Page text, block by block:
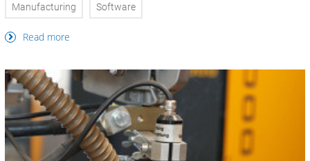
Manufacturing Software
Read more